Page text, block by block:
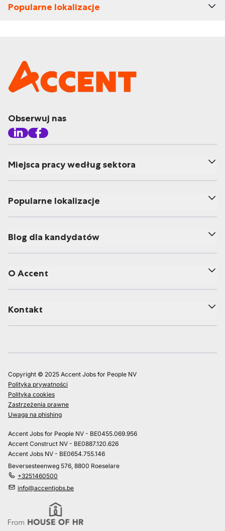
Popularne lokalizacje
Obserwuj nas
Miejsca pracy według sektora
Popularne lokalizacje
Blog dla kandydatów
O Accent
Kontakt
Copyright © 2025 Accent Jobs for People NV
Polityka prywatności
Polityka cookies
Zastrzeżenia prawne
Uwaga na phishing
Accent Jobs for People NV - BE0455.069.956
Accent Construct NV - BE0887.120.626
Accent Jobs NV - BE0654.755.146
Beversesteenweg 576, 8800 Roeselare
+3251460500
info@accentjobs.be